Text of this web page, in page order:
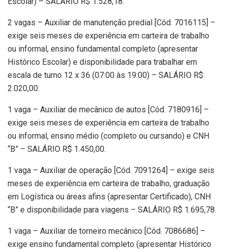
2 vagas – Auxiliar de manutenção predial [Cód. 7016115] –
exige seis meses de experiência em carteira de trabalho
ou informal, ensino fundamental completo (apresentar
Histórico Escolar) e disponibilidade para trabalhar em
escala de turno 12 x 36 (07:00 às 19:00) – SALÁRIO R$
2.020,00.
1 vaga – Auxiliar de mecânico de autos [Cód. 7180916] –
exige seis meses de experiência em carteira de trabalho
ou informal, ensino médio (completo ou cursando) e CNH
“B” – SALÁRIO R$ 1.450,00.
1 vaga – Auxiliar de operação [Cód. 7091264] – exige seis
meses de experiência em carteira de trabalho, graduação
em Logística ou áreas afins (apresentar Certificado), CNH
“B” e disponibilidade para viagens – SALÁRIO R$ 1.695,78.
1 vaga – Auxiliar de torneiro mecânico [Cód. 7086686] –
exige ensino fundamental completo (apresentar Histórico